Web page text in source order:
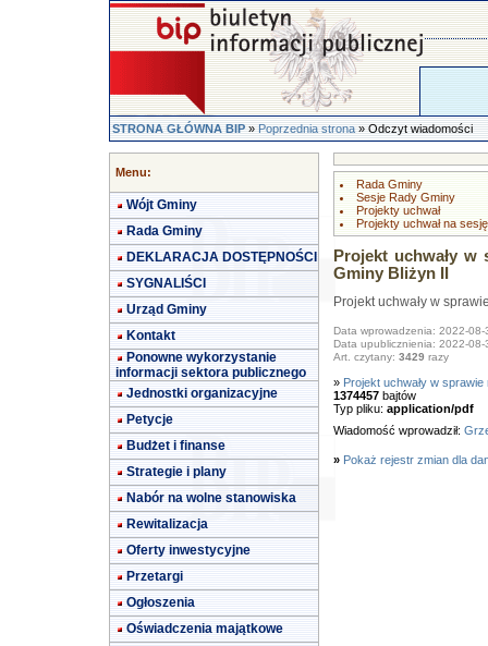
STRONA GŁÓWNA BIP»Poprzednia strona» Odczyt wiadomości
Menu:
Wójt Gminy
Rada Gminy
DEKLARACJA DOSTĘPNOŚCI
SYGNALIŚCI
Urząd Gminy
Kontakt
Ponowne wykorzystanie
informacji sektora publicznego
Jednostki organizacyjne
Petycje
Budżet i finanse
Strategie i plany
Nabór na wolne stanowiska
Rewitalizacja
Oferty inwestycyjne
Przetargi
Ogłoszenia
Oświadczenia majątkowe
Rada Gminy
Sesje Rady Gminy
Projekty uchwał
Projekty uchwał na
Projekt uchwały
Gminy Bliżyn II
Projekt uchwały w
Data wprowadzenia: 2022-08-
Data upublicznienia: 2022-08-
Art. czytany: 3429 razy
» Projekt uchwały w
1374457bajtów
Typ pliku: application/pdf
Wiadomość wprowadził:
» Pokaż rejestr zmian dla